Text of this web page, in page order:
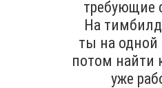
требующие
На
ты на одной
потом найти
уже